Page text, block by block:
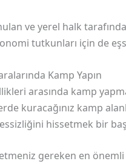
ve yerel halk
tutkunları için de
Kamp Yapın
arasında kamp
kuracağınız kamp
hissetmek bir
gereken en